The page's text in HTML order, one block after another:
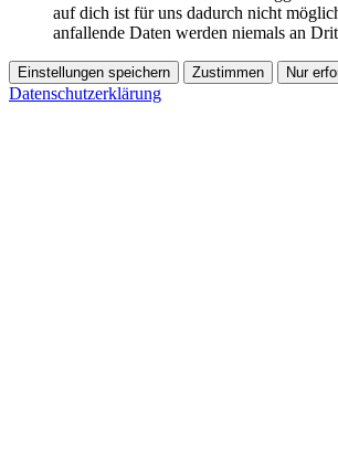
auf dich ist für uns dadurch nicht
anfallende Daten werden niemals an
Einstellungen speichern Zustimmen Nur
Datenschutzerklärung